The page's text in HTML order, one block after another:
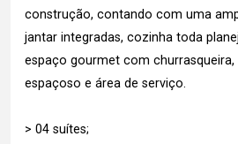
construção, contando com uma
jantar integradas, cozinha toda
espaço gourmet com churrasqueira,
espaçoso e área de serviço.
> 04 suítes;